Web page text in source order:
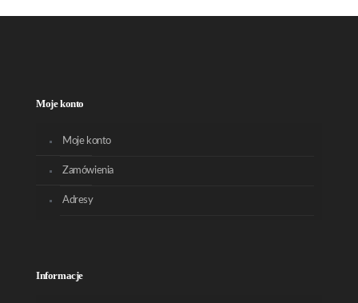
Moje konto
Moje konto
Zamówienia
Adresy
Informacje